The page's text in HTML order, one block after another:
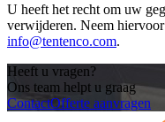
U heeft het recht om uw
verwijderen. Neem
info@tentenco.com.
Heeft u vragen?
Ons team helpt u graag
ContactOfferte aanvragen